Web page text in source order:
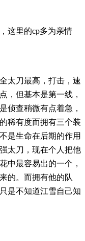
这里的cp多为亲情
太刀最高，打击，速
，但基本是第一线，
侦查稍微有点着急，
稀有度而拥有三个装
是生命在后期的作用
太刀，现在个人把他
中最容易出的一个，
的。而拥有他的队
是不知道江雪自己知